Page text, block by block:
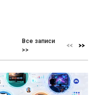
Все записи
>>